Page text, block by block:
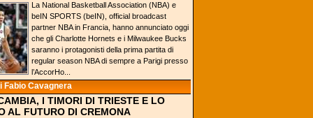
La National Basketball Association (NBA) e
beIN SPORTS (beIN), official broadcast
partner NBA in Francia, hanno annunciato oggi
che gli Charlotte Hornets e i Milwaukee Bucks
saranno i protagonisti della prima partita di
regular season NBA di sempre a Parigi presso
l’AccorHo...
Fabio Cavagnera
I TIMORI DI TRIESTE E LO
AL FUTURO DI CREMONA